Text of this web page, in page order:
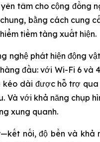
tâm cho cộng đồng
bằng cách cung
tiềm tàng xuất hiện.
nghệ phát hiện động
đầu: với Wi-Fi 6
kéo dài được hỗ trợ
Và với khả năng chụp
xung quanh.
nối, độ bền và